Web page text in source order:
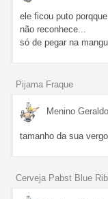
ele ficou puto
não reconhece...
só de pegar na
Pijama Fraque
Menino Geraldo
tamanho da sua
Cerveja Pabst Blue